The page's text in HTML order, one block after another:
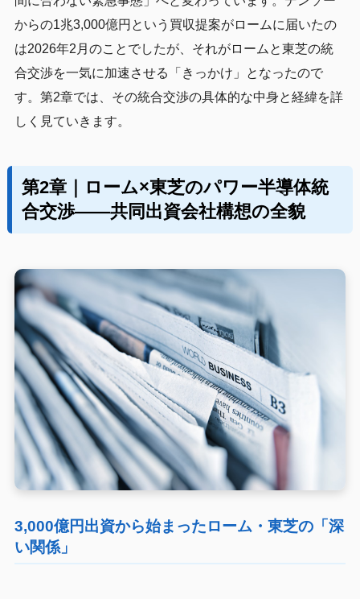
からの1兆3,000億円という買収提案がロームに届いたの
は2026年2月のことでしたが、それがロームと東芝の統
合交渉を一気に加速させる「きっかけ」となったので
す。第2章では、その統合交渉の具体的な中身と経緯を詳
しく見ていきます。
第2章｜ローム×東芝のパワー半導体統
合交渉——共同出資会社構想の全貌
3,000億円出資から始まったローム・東芝の「深
い関係」